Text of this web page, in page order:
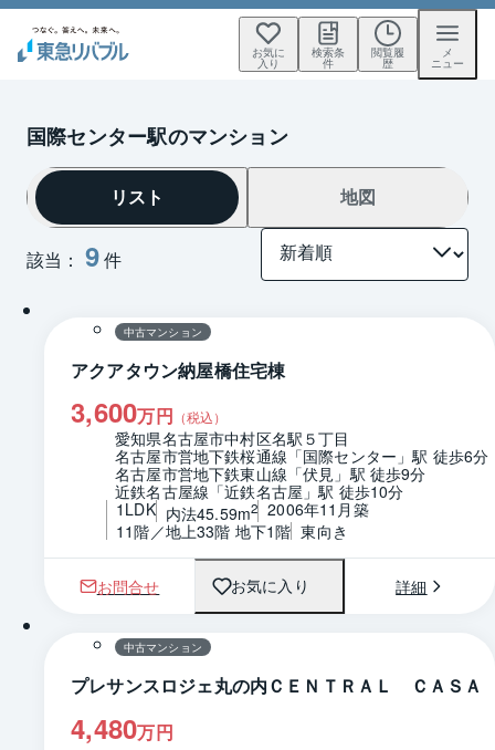
お気に
入り
検索条
件
閲覧履
歴
メ
ニュー
国際センター駅のマンション
該当： 9件
リスト 地図
1 / 0 間取り
中古マンション
アクアタウン納屋橋住宅棟
3,600万円 （税込）
愛知県名古屋市中村区名駅５丁目
名古屋市営地下鉄桜通線「国際センター」駅 徒歩6分
名古屋市営地下鉄東山線「伏見」駅 徒歩9分
近鉄名古屋線「近鉄名古屋」駅 徒歩10分
1LDK 内法45.59m2 2006年11月築
11階／地上33階 地下1階 東向き
お問合せ お気に入り 詳細
1 / 0 間取り
中古マンション
プレサンスロジェ丸の内ＣＥＮＴＲＡＬ ＣＡＳＡ
4,480万円